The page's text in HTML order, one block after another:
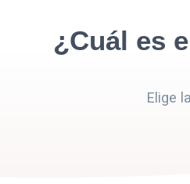
¿Cuál es
Elige